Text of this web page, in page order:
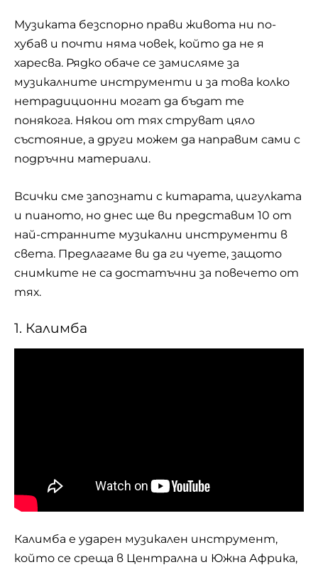
Музиката безспорно прави живота ни по-
хубав и почти няма човек, който да не я
харесва. Рядко обаче се замисляме за
музикалните инструменти и за това колко
нетрадиционни могат да бъдат те
понякога. Някои от тях струват цяло
състояние, а други можем да направим сами с
подръчни материали.
Всички сме запознати с китарата, цигулката
и пианото, но днес ще ви представим 10 от
най-странните музикални инструменти в
света. Предлагаме ви да ги чуете, защото
снимките не са достатъчни за повечето от
тях.
1. Калимба
Калимба е ударен музикален инструмент,
който се среща в Централна и Южна Африка,